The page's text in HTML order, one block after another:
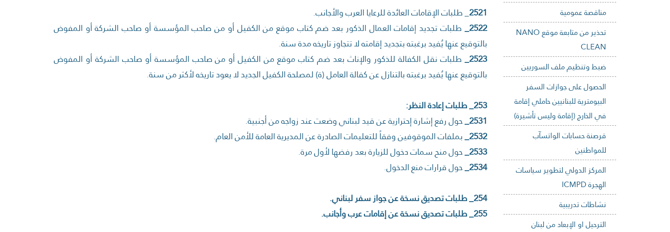
مناقصة عمومية
تحذير من متابعة موقع NANO
CLEAN
ضبط وتنظيم ملف السوريين
الحصول على جوازات السفر
البيومترية للبنانيين حاملي إقامة
في الخارج (إقامة وليس تأشيرة)
قرصنة حسابات الواتسآب
للمواطنين
المركز الدولي لتطوير سياسات
الهجرة ICMPD
نشاطات تدريبية
الترحيل او الإبعاد من لبنان
2521_ طلبات الإقامات العائدة للرعايا العرب والأجانب.
2522_ طلبات تجديد إقامات العمال الذكور بعد ضم كتاب موقع من الكفيل أو من صاحب المؤسسة أو صاحب الشركة أو المفوض
بالتوقيع عنها يُفيد برغبته بتجديد إقامته لا تتجاوز تاريخه مدة سنة.
2523_ طلبات نقل الكفالة للذكور والإناث بعد ضم كتاب موقع من الكفيل أو من صاحب المؤسسة أو صاحب الشركة أو المفوض
بالتوقيع عنها يُفيد برغبته بالتنازل عن كفالة العامل (ة) لمصلحة الكفيل الجديد لا يعود تاريخه لأكثر من سنة.
253_ طلبات إعادة النظر:
2531_ حول رفع إشارة إحترازية عن قيد لبناني وضعت عند زواجه من أجنبية.
2532_ بملفات الموقوفين وفقاً للتعليمات الصادرة عن المديرية العامة للأمن العام.
2533_ حول منح سمات دخول للزيارة بعد رفضها لأول مرة.
2534_ حول قرارات منع الدخول.
254_ طلبات تصديق نسخة عن جواز سفر لبناني.
255_ طلبات تصديق نسخة عن إقامات عرب وأجانب.